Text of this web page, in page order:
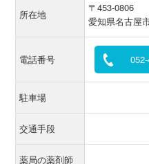
所在地
〒453-0806
愛知県名古屋
電話番号
駐車場
交通手段
薬局の薬剤師